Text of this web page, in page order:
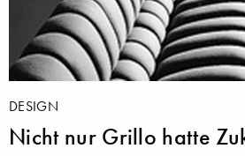
DESIGN
Nicht nur Grillo hatte